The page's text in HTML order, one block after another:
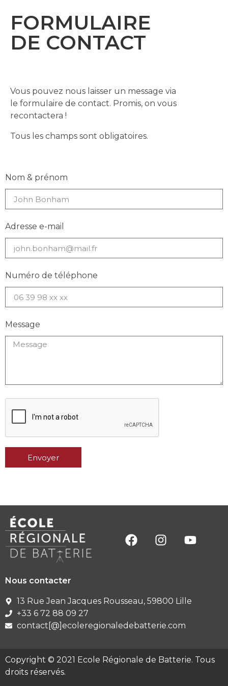
FORMULAIRE
DE CONTACT
Vous pouvez nous laisser un message via
le formulaire de contact. Promis, on vous
recontactera !
Tous les champs sont obligatoires.
Nom & prénom
Adresse e-mail
Numéro de téléphone
Message
Envoyer
Nous contacter
13 Rue Jean Jacques Rousseau, 59800 Lille
+33 6 72 88 09 27
contact[@]ecoleregionaledebatterie.com
Copyright © 2021 Ecole Régionale de Batterie. Tous
droits réservés.